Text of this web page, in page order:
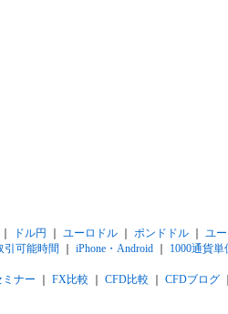
｜ ドル円 ユーロドル｜ ポンドドル｜ ユ
引可能時間 iPhone・Android 1000通貨単
ナー FX比較 CFD比較 CFDブログ